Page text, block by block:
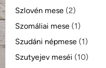
Szlovén mese (2)
Szomáliai mese (1)
Szudáni népmese (1)
Szutyejev meséi (10)